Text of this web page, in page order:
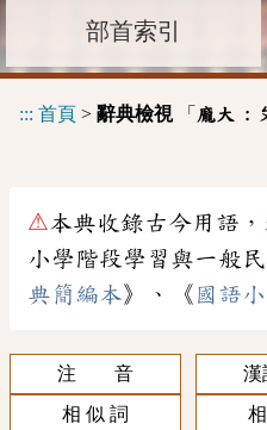
部首索引
::: 首頁 > 辭典檢視「 龐大 :
⚠本典收錄古今用語，
小學階段學習與一般
典簡編本》、《 國語
注 音
漢
相 似 詞